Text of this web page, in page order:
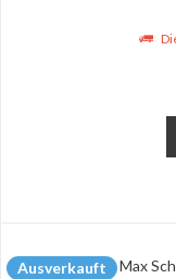
Ausverkauft